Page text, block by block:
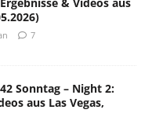
7
Sonntag – Night 2:
aus Las Vegas,